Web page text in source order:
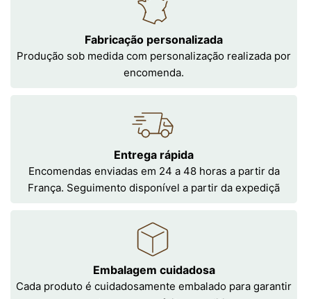
Fabricação personalizada
Produção sob medida com personalização realizada por
encomenda.
Entrega rápida
Encomendas enviadas em 24 a 48 horas a partir da
França. Seguimento disponível a partir da expediçã
Embalagem cuidadosa
Cada produto é cuidadosamente embalado para garantir